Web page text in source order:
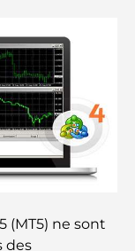
vision pour la
Quand la
chères qui
destination
(MT5) ne sont
des